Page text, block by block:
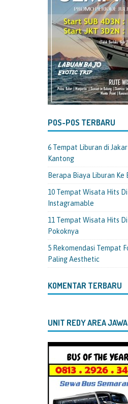
POS-POS TERBARU
6 Tempat Liburan di
Kantong
Berapa Biaya Liburan Ke
10 Tempat Wisata Hits
Instagramable
11 Tempat Wisata Hits
Pokoknya
5 Rekomendasi Tempat
Paling Aesthetic
KOMENTAR TERBARU
UNIT REDY AREA